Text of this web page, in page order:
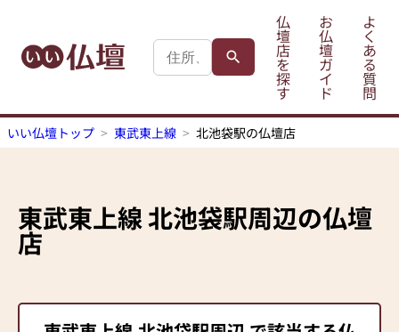
仏
壇
店
を
探
す
お
仏
壇
ガ
イ
ド
よ
く
あ
る
質
問
いい仏壇トップ 東武東上線 北池袋駅の仏壇店
東武東上線北池袋駅周辺の仏壇
店